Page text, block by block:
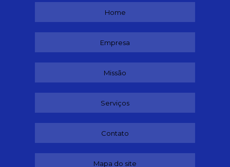
Home
Empresa
Missão
Serviços
Contato
Mapa do site